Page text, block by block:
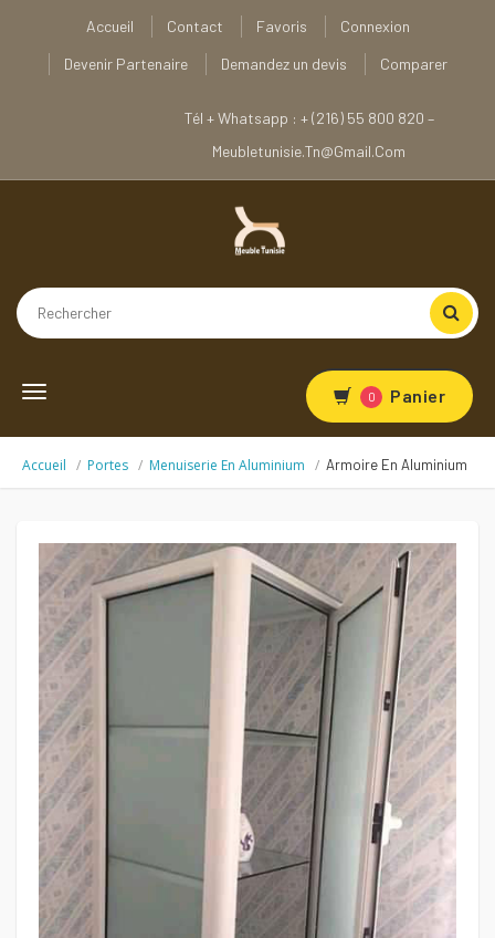
Accueil Contact Favoris
Connexion
Devenir Partenaire
Demandez un devis Comparer
Tél + Whatsapp : + (216) 55 800 820 –
Meubletunisie.tn@gmail.com
Toggle
0 Panier
Accueil Portes Menuiserie En Aluminium Armoire En Aluminium